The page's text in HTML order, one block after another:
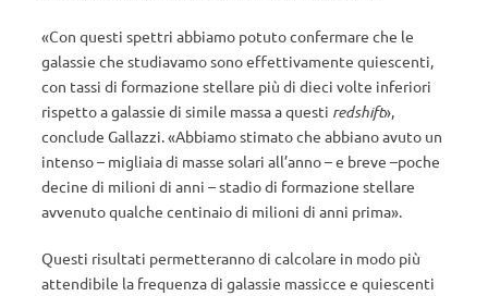
«Con questi spettri abbiamo potuto confermare che le
galassie che studiavamo sono effettivamente quiescenti,
con tassi di formazione stellare più di dieci volte inferiori
rispetto a galassie di simile massa a questi redshift»,
conclude Gallazzi. «Abbiamo stimato che abbiano avuto un
intenso – migliaia di masse solari all’anno – e breve –poche
decine di milioni di anni – stadio di formazione stellare
avvenuto qualche centinaio di milioni di anni prima».
Questi risultati permetteranno di calcolare in modo più
attendibile la frequenza di galassie massicce e quiescenti